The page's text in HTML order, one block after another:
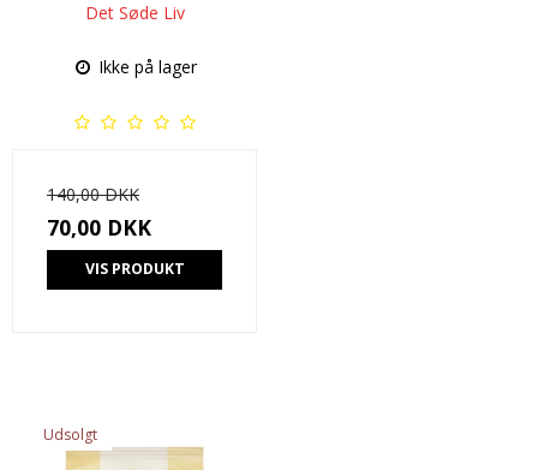
Det Søde Liv
Ikke på lager
140,00 DKK
70,00 DKK
VIS PRODUKT
Udsolgt